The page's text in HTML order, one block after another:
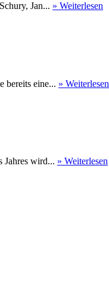
Jan... » Weiterlesen
bereits eine... » Weiterlesen
Jahres wird... » Weiterlesen